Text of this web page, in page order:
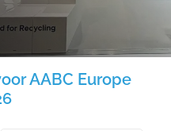
AABC Europe